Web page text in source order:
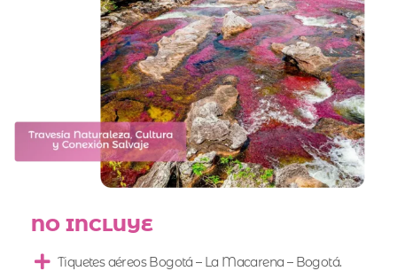
NO INCLUYE
Tiquetes aéreos Bogotá – La Macarena – Bogotá.